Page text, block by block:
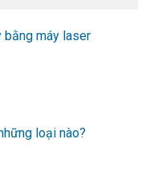
bằng máy laser
loại nào?